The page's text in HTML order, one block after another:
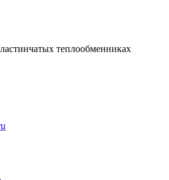
теплообменниках